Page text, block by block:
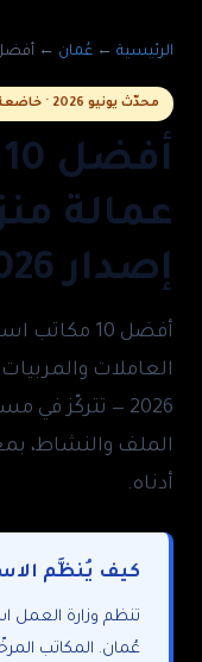
الرئيسية ← عُمان ← أفضل
محدّث يونيو 2026 · خاضعة لوزارة العمل · موثّقة في مسقط
عمالة
إصدار 2026
أفضل 10
العاملات
2026 — تتركّز
الملف والنشاط،
أدناه.
كيف يُنظَّم
تنظم وزارة العمل
عُمان. المكاتب